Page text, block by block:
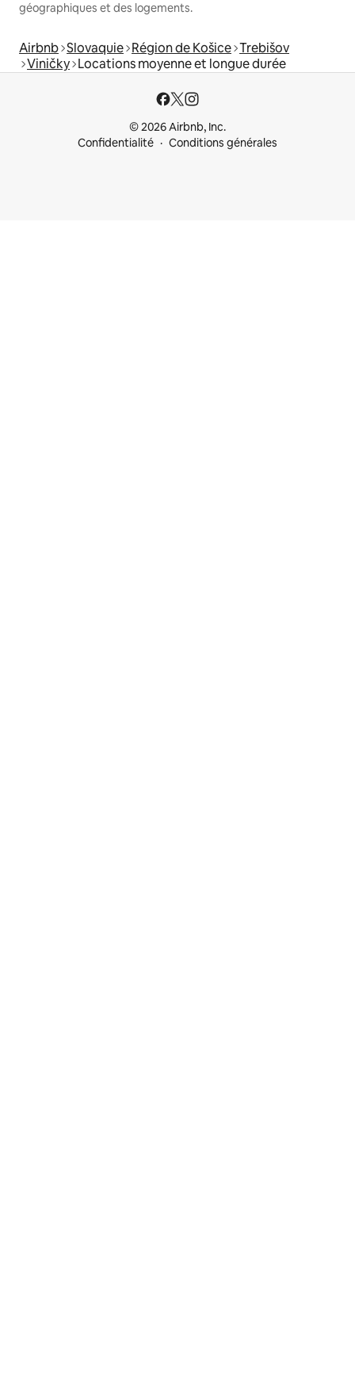
géographiques et des logements.
Airbnb Slovaquie Région de Košice Trebišov
Viničky Locations moyenne et longue durée
© 2026 Airbnb, Inc.
Confidentialité
Conditions générales